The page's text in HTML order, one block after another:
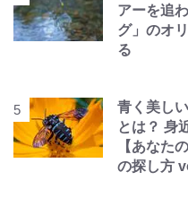
アーを追
グ」のオ
る
青く美し
とは？ 身
【あなた
の探し方